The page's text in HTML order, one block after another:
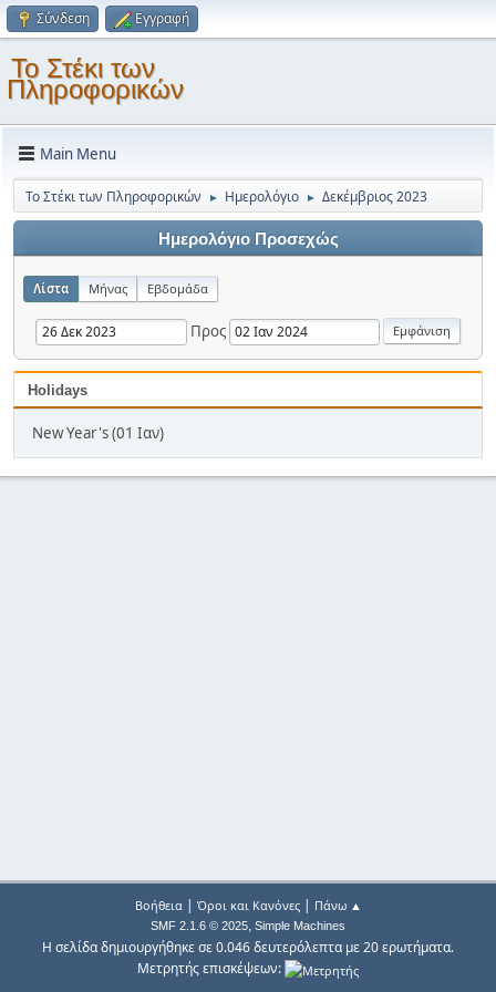
Σύνδεση Εγγραφή
Το Στέκι των
Πληροφορικών
Main Menu
Το Στέκι των Πληροφορικών ► Ημερολόγιο ► Δεκέμβριος 2023
Ημερολόγιο Προσεχώς
Λίστα Μήνας Εβδομάδα
Προς
Holidays
New Year's (01 Ιαν)
Βοήθεια| Όροι και Κανόνες| Πάνω ▲
SMF 2.1.6 © 2025, Simple Machines
Η σελίδα δημιουργήθηκε σε 0.046 δευτερόλεπτα με 20 ερωτήματα.
Μετρητής επισκέψεων: